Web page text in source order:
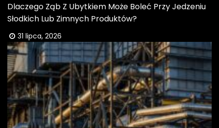
Dlaczego Ząb Z Ubytkiem Może Boleć Przy Jedzeniu
Słodkich Lub Zimnych Produktów?
31 lipca, 2026